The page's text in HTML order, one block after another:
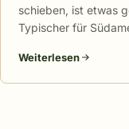
schieben, ist etwas
Typischer für
Weiterlesen